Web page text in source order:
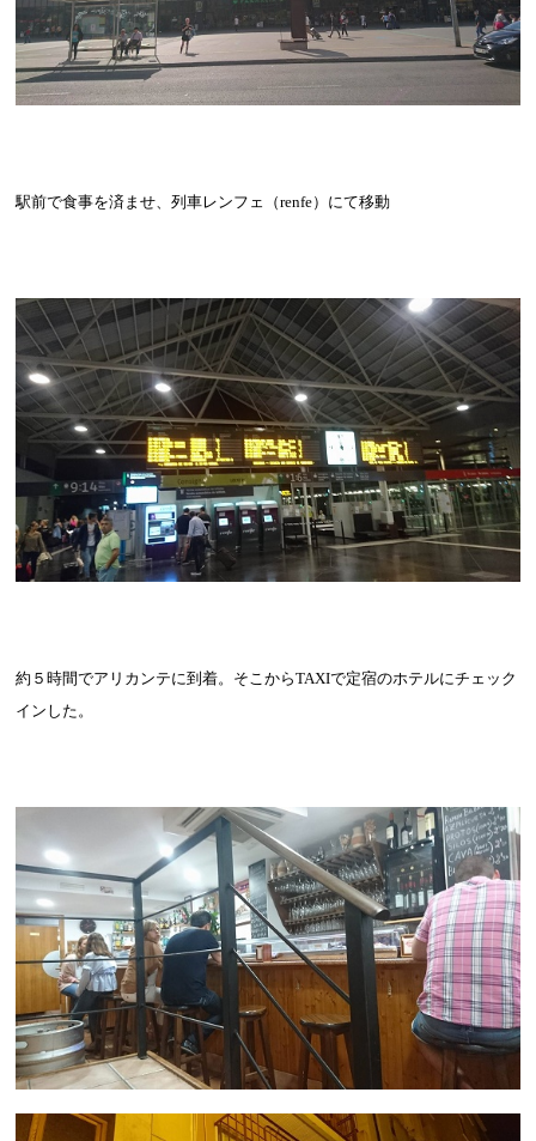
駅前で食事を済ませ、列車レンフェ（renfe）にて移動
約５時間でアリカンテに到着。そこからTAXIで定宿のホテルにチェック
インした。